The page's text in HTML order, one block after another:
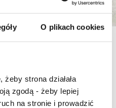
O plikach cookies
strona działała
zgodą - żeby lepiej
na stronie i prowadzić
tagu: